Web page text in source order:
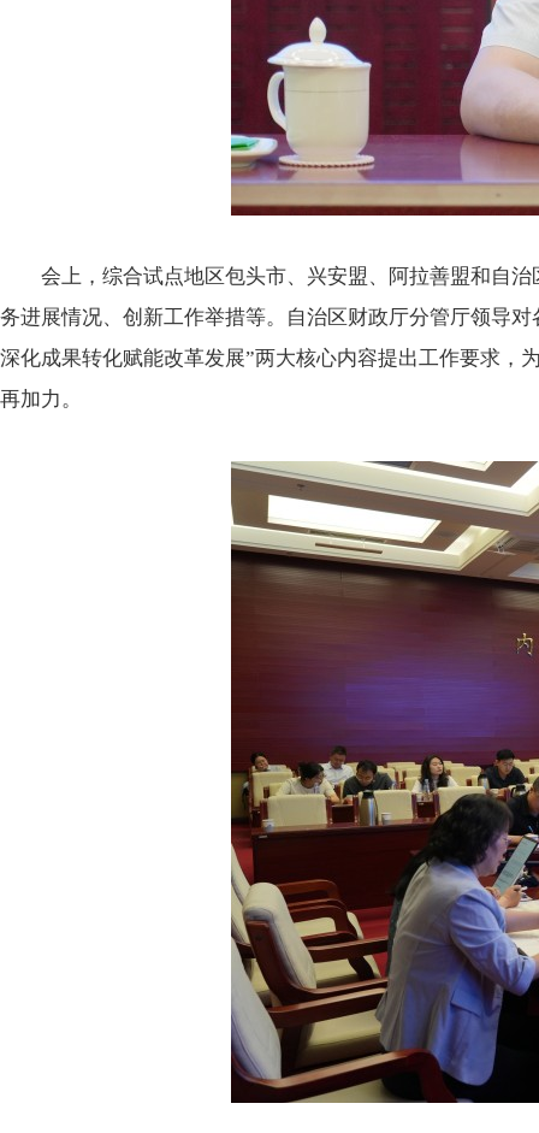
会上，综合试点地区包头市、兴安盟、阿拉善盟和自
务进展情况、创新工作举措等。自治区财政厅分管厅领导
深化成果转化赋能改革发展”两大核心内容提出工作要求，
再加力。